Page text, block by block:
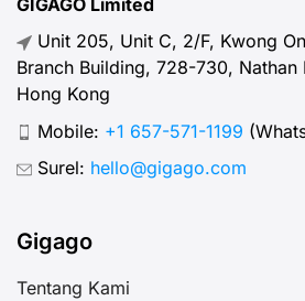
Unit 205, Unit C, 2/F, Kwong
Branch Building, 728-730, Nathan
Hong Kong
Mobile: +1 657-571-1199
Surel: hello@gigago.com
Gigago
Tentang Kami